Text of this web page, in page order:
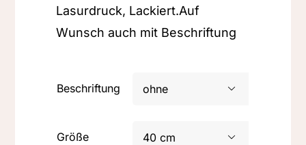
Lasurdruck, Lackiert.Auf
Wunsch auch mit Beschriftung
Beschriftung 
Größe 